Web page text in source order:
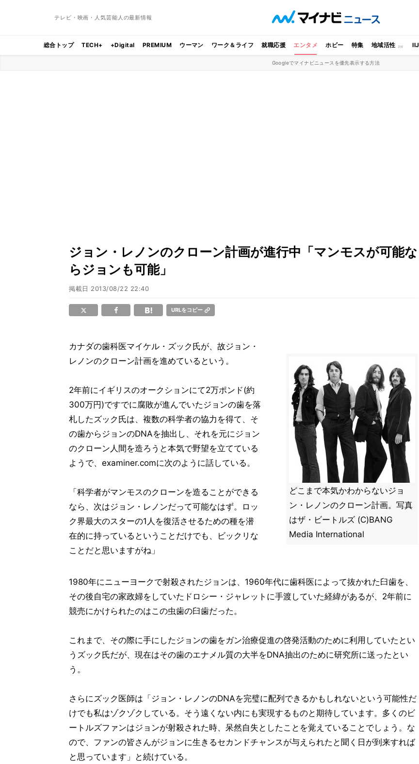
テレビ・映画・人気芸能人の最新情報
総合トップ TECH+ +Digital PREMIUM ウーマン ワーク＆ライフ 就職応援 エンタメ ホビー 特集 地域活性 IIJ
Googleでマイナビニュースを優先表示する方法
ジョン・レノンのクローン計画が進行中「マンモスが可能な
らジョンも可能」
掲載日 2013/08/22 22:40
URLをコピー
どこまで本気かわからないジョ
ン・レノンのクローン計画。写真
はザ・ビートルズ (C)BANG
Media International
カナダの歯科医マイケル・ズック氏が、故ジョン・
レノンのクローン計画を進めているという。
2年前にイギリスのオークションにて2万ポンド(約
300万円)ですでに腐敗が進んでいたジョンの歯を落
札したズック氏は、複数の科学者の協力を得て、そ
の歯からジョンのDNAを抽出し、それを元にジョン
のクローン人間を造ろうと本気で野望を立てている
ようで、examiner.comに次のように話している。
「科学者がマンモスのクローンを造ることができる
なら、次はジョン・レノンだって可能なはず。ロッ
ク界最大のスターの1人を復活させるための種を潜
在的に持っているということだけでも、ビックリな
ことだと思いますがね」
1980年にニューヨークで射殺されたジョンは、1960年代に歯科医によって抜かれた臼歯を、
その後自宅の家政婦をしていたドロシー・ジャレットに手渡していた経緯があるが、2年前に
競売にかけられたのはこの虫歯の臼歯だった。
これまで、その際に手にしたジョンの歯をガン治療促進の啓発活動のために利用していたとい
うズック氏だが、現在はその歯のエナメル質の大半をDNA抽出のために研究所に送ったとい
う。
さらにズック医師は「ジョン・レノンのDNAを完璧に配列できるかもしれないという可能性だ
けでも私はゾクゾクしている。そう遠くない内にも実現するものと期待しています。多くのビ
ートルズファンはジョンが射殺された時、呆然自失としたことを覚えていることでしょう。な
ので、ファンの皆さんがジョンに生きるセカンドチャンスが与えられたと聞く日が到来すれば
と思っています」と続けている。